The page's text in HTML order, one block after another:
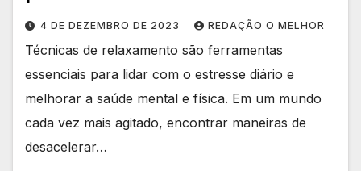
4 DE DEZEMBRO DE 2023 REDAÇÃO O MELHOR
Técnicas de relaxamento são ferramentas
essenciais para lidar com o estresse diário e
melhorar a saúde mental e física. Em um mundo
cada vez mais agitado, encontrar maneiras de
desacelerar…